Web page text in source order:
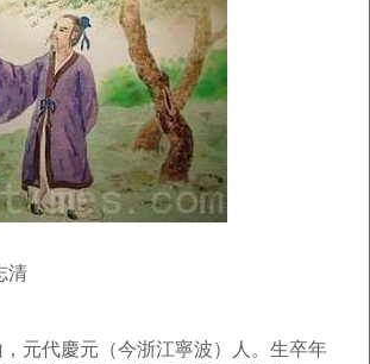
清
元代慶元（今浙江寧波）人。生卒年